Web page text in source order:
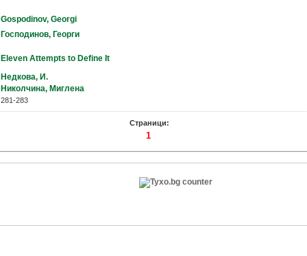
Gospodinov, Georgi
Господинов, Георги
Eleven Attempts to Define It
Недкова, И.
Николчина, Миглена
281-283
Страници:
1